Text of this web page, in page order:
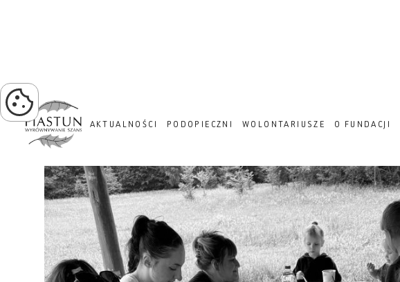
AKTUALNOŚCI PODOPIECZNI WOLONTARIUSZE O FUNDACJI